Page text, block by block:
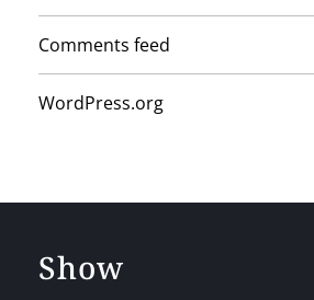
Comments feed
WordPress.org
Show